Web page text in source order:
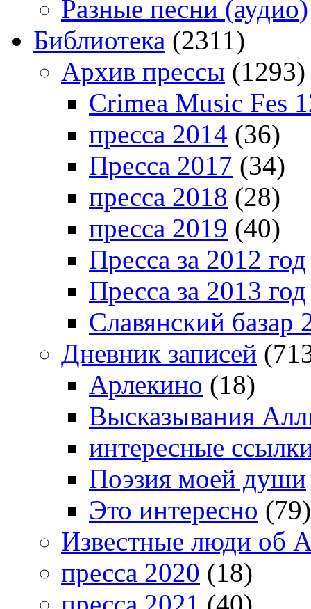
Разные песни (аудио)
Библиотека (2311)
Архив прессы (1293)
Crimea Music Fes
пресса 2014 (36)
Пресса 2017 (34)
пресса 2018 (28)
пресса 2019 (40)
Пресса за 2012 год
Пресса за 2013 год
Славянский базар
Дневник записей
Арлекино (18)
Высказывания
интересные
Поэзия моей души
Это интересно (79)
Известные люди об
пресса 2020 (18)